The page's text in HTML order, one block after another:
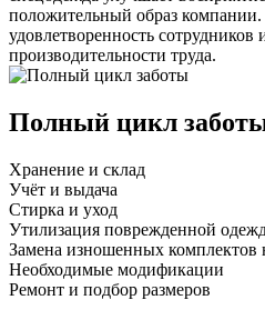
положительный образ
удовлетворенность сотрудников
производительности труда.
Полный цикл
Хранение и склад
Учёт и выдача
Стирка и уход
Утилизация поврежденной
Замена изношенных комплектов
Необходимые модификации
Ремонт и подбор размеров